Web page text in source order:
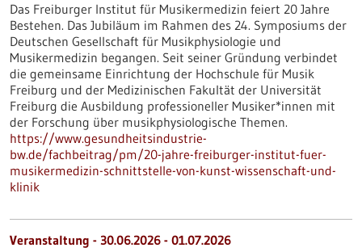
Das Freiburger Institut für Musikermedizin feiert 20 Jahre
Bestehen. Das Jubiläum im Rahmen des 24. Symposiums der
Deutschen Gesellschaft für Musikphysiologie und
Musikermedizin begangen. Seit seiner Gründung verbindet
die gemeinsame Einrichtung der Hochschule für Musik
Freiburg und der Medizinischen Fakultät der Universität
Freiburg die Ausbildung professioneller Musiker*innen mit
der Forschung über musikphysiologische Themen.
https://www.gesundheitsindustrie-
bw.de/fachbeitrag/pm/20-jahre-freiburger-institut-fuer-
musikermedizin-schnittstelle-von-kunst-wissenschaft-und-
klinik
Veranstaltung - 30.06.2026 - 01.07.2026